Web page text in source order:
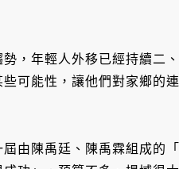
，年輕人外移已經持續二
可能性，讓他們對家鄉的
由陳禹廷、陳禹霖組成的